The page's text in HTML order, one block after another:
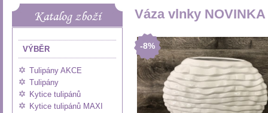
Katalog zboží
VÝBĚR
Tulipány AKCE
Tulipány
Kytice tulipánů
Kytice tulipánů MAXI
Váza vlnky NOVINKA
-8%